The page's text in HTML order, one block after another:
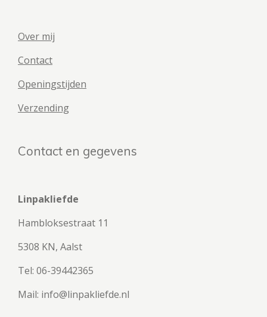
Over mij
Contact
Openingstijden
Verzending
Contact en gegevens
Linpakliefde
Hambloksestraat 11
5308 KN, Aalst
Tel: 06-39442365
Mail: info@linpakliefde.nl